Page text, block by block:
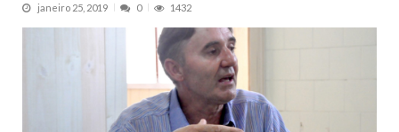
janeiro 25, 2019 0 1432